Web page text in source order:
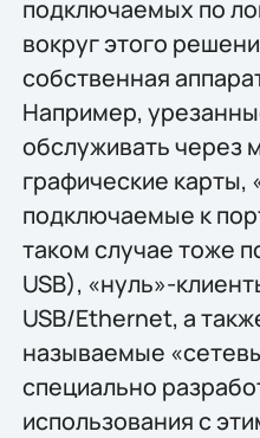
подключаемых по
вокруг этого
собственная
Например,
обслуживать через
графические карты,
подключаемые к
таком случае тоже
USB), «нуль»-
USB/Ethernet, а
называемые
специально
использования с